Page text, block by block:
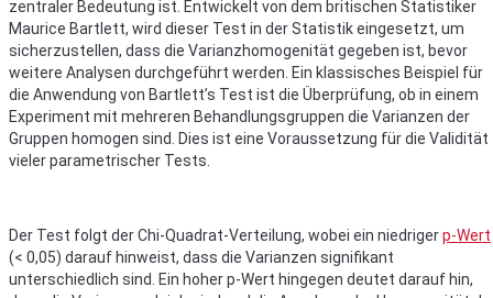
zentraler Bedeutung ist. Entwickelt von dem britischen Statistiker
Maurice Bartlett, wird dieser Test in der Statistik eingesetzt, um
sicherzustellen, dass die Varianzhomogenität gegeben ist, bevor
weitere Analysen durchgeführt werden. Ein klassisches Beispiel für
die Anwendung von Bartlett’s Test ist die Überprüfung, ob in einem
Experiment mit mehreren Behandlungsgruppen die Varianzen der
Gruppen homogen sind. Dies ist eine Voraussetzung für die Validität
vieler parametrischer Tests.
Der Test folgt der Chi-Quadrat-Verteilung, wobei ein niedrigerp-Wert
(< 0,05) darauf hinweist, dass die Varianzen signifikant
unterschiedlich sind. Ein hoher p-Wert hingegen deutet darauf hin,